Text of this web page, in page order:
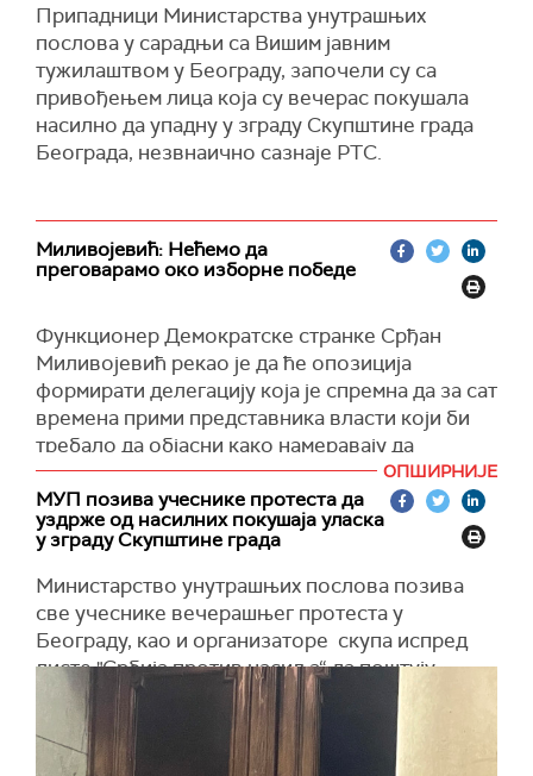
Припадници Министарства унутрашњих
послова у сарадњи са Вишим јавним
тужилаштвом у Београду, започели су са
привођењем лица која су вечерас покушала
насилно да упадну у зграду Скупштине града
Београда, незвнаично сазнаје РТС.
Миливојевић: Нећемо да
преговарамо око изборне победе
Функционер Демократске странке Срђан
Миливојевић рекао је да ће опозиција
формирати делегацију која је спремна да за сат
времена прими представника власти који би
требало да објасни како намеравају да
прихвате пораз и признају изборну крађу.
"Ми нећемо да преговарамо око изборне
победе. Ово није борба за власт, ово је борба
Миливојевић на протесту.
Позвао грађане да укључе светла на
телефонима да би председник Србије
Александар Вучић видео колико их има.
Миливојевић је наглаио да они не желе ни са
ким да се сукобљавају, већ да желе своју
ОПШИРНИЈЕ
МУП позива учеснике протеста да
уздрже од насилних покушаја уласка
у зграду Скупштине града
Министарство унутрашњих послова позива
све учеснике вечерашњег протеста у
Београду, као и организаторе скупа испред
листе "Србија против насиља“ да поштују
законе Републике Србије, не нарушавају јавни
ред и мир и да се уздрже од насилних покушаја
уласка у зграду Скупштине града Београда као